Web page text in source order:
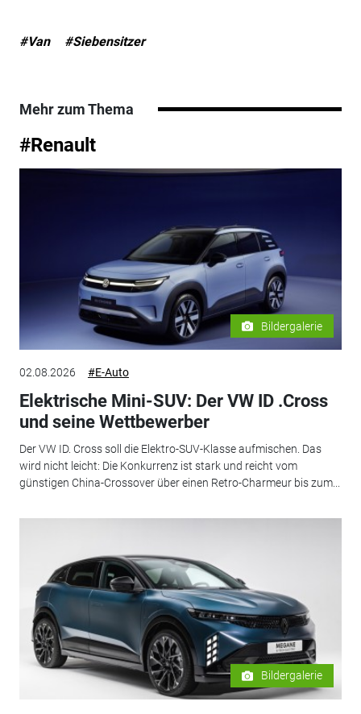
#Van #Siebensitzer
Mehr zum Thema
#Renault
Bildergalerie
02.08.2026 #E-Auto
Elektrische Mini-SUV: Der VW ID .Cross
und seine Wettbewerber
Der VW ID. Cross soll die Elektro-SUV-Klasse aufmischen. Das
wird nicht leicht: Die Konkurrenz ist stark und reicht vom
günstigen China-Crossover über einen Retro-Charmeur bis zum...
Bildergalerie